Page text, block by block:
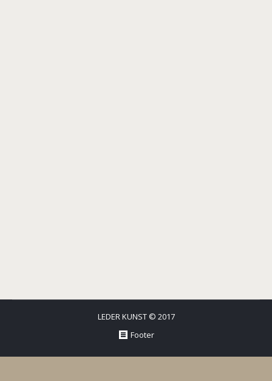
LEDER KUNST © 2017
Footer